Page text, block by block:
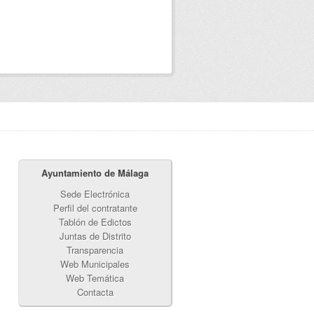
Ayuntamiento de Málaga
Sede Electrónica
Perfil del contratante
Tablón de Edictos
Juntas de Distrito
Transparencia
Web Municipales
Web Temática
Contacta